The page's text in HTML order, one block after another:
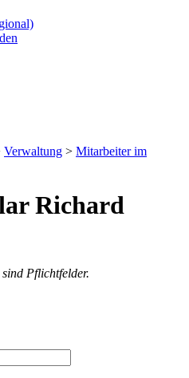
Verwaltung > Mitarbeiter im
Richard
Pflichtfelder.